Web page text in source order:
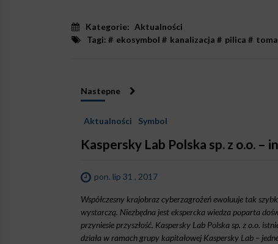
Kategorie: Aktualności
Tagi: # ekosymbol # kanalizacja # pilica #
Nastepne
Aktualności Symbol
Kaspersky Lab Polska sp. z o.o. –
pon. lip 31 , 2017
Współczesny krajobraz cyberzagrożeń ewoluuje tak
wystarczą. Niezbędna jest ekspercka wiedza poparta
przyniesie przyszłość. Kaspersky Lab Polska sp. z o.o.
działa w ramach grupy kapitałowej Kaspersky Lab –